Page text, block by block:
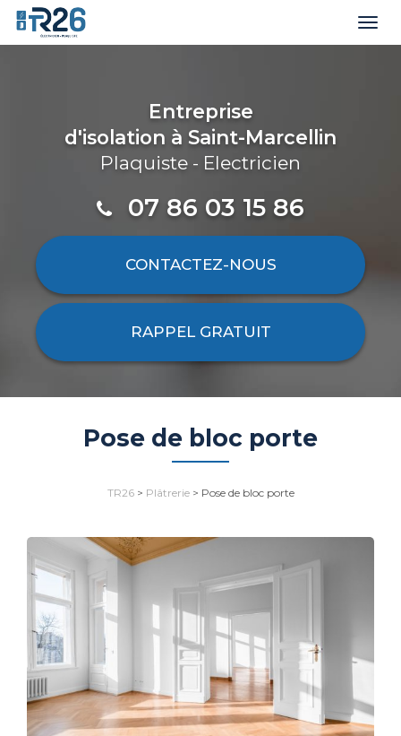
Entreprise
d'isolation à Saint-Marcellin
Plaquiste - Electricien
07 86 03 15 86
CONTACTEZ-NOUS
RAPPEL GRATUIT
Pose de bloc porte
TR26> Plâtrerie> Pose de bloc porte